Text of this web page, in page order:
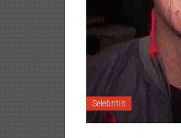
Selebritis